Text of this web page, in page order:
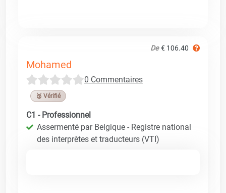
De € 106.40
Mohamed
0 Commentaires
🥉 Vérifié
C1 - Professionnel
Assermenté par Belgique - Registre national
des interprètes et traducteurs (VTI)